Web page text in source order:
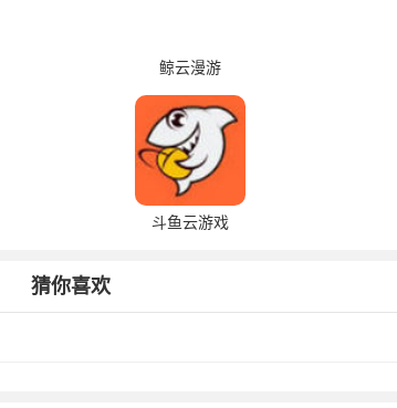
鲸云漫游
斗鱼云游戏
猜你喜欢